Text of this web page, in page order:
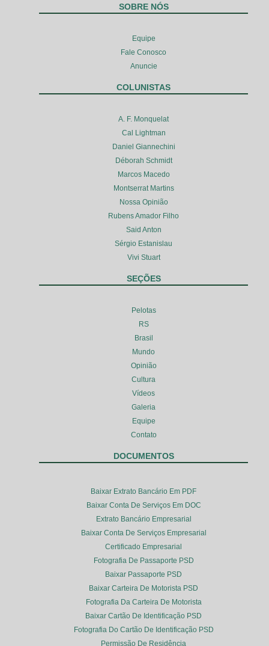
SOBRE NÓS
Equipe
Fale Conosco
Anuncie
COLUNISTAS
A. F. Monquelat
Cal Lightman
Daniel Giannechini
Déborah Schmidt
Marcos Macedo
Montserrat Martins
Nossa Opinião
Rubens Amador Filho
Said Anton
Sérgio Estanislau
Vivi Stuart
SEÇÕES
Pelotas
RS
Brasil
Mundo
Opinião
Cultura
Vídeos
Galeria
Equipe
Contato
DOCUMENTOS
Baixar Extrato Bancário Em PDF
Baixar Conta De Serviços Em DOC
Extrato Bancário Empresarial
Baixar Conta De Serviços Empresarial
Certificado Empresarial
Fotografia De Passaporte PSD
Baixar Passaporte PSD
Baixar Carteira De Motorista PSD
Fotografia Da Carteira De Motorista
Baixar Cartão De Identificação PSD
Fotografia Do Cartão De Identificação PSD
Permissão De Residência